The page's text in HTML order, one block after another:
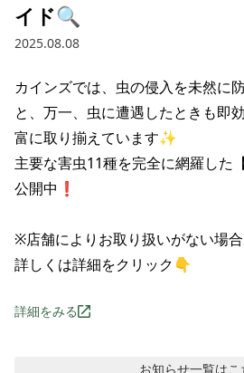
イド🔍
2025.08.08
カインズでは、虫の侵入を未然に
と、万一、虫に遭遇したときも即
富に取り揃えています✨
主要な害虫11種を完全に網羅した
公開中❗
※店舗によりお取り扱いがない場合
詳しくは詳細をクリック👇
詳細をみる
お知らせ一覧はこ